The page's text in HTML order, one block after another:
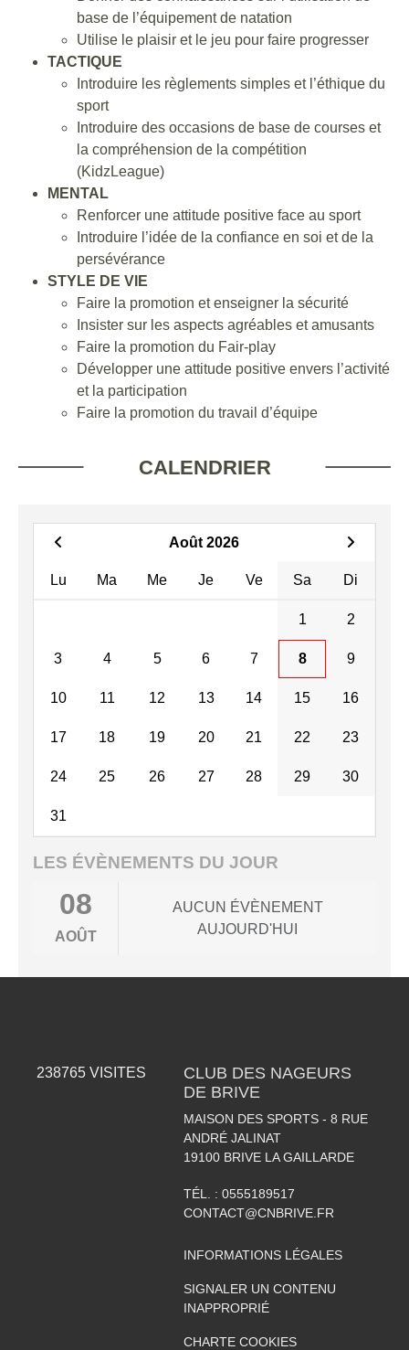
base de l’équipement de natation
Utilise le plaisir et le jeu pour faire progresser
TACTIQUE
Introduire les règlements simples et l’éthique du
sport
Introduire des occasions de base de courses et
la compréhension de la compétition
(KidzLeague)
MENTAL
Renforcer une attitude positive face au sport
Introduire l’idée de la confiance en soi et de la
persévérance
STYLE DE VIE
Faire la promotion et enseigner la sécurité
Insister sur les aspects agréables et amusants
Faire la promotion du Fair-play
Développer une attitude positive envers l’activité
et la participation
Faire la promotion du travail d’équipe
CALENDRIER
Août 2026
Lu Ma Me Je Ve Sa Di
1 2
3 4 5 6 7 8 9
10 11 12 13 14 15 16
17 18 19 20 21 22 23
24 25 26 27 28 29 30
31
LES ÉVÈNEMENTS DU JOUR
08
AOÛT
AUCUN ÉVÈNEMENT
AUJOURD'HUI
238765 VISITES
CLUB DES NAGEURS
DE BRIVE
MAISON DES SPORTS - 8 RUE
ANDRÉ JALINAT
19100 BRIVE LA GAILLARDE
TÉL. : 0555189517
CONTACT@CNBRIVE.FR
INFORMATIONS LÉGALES
SIGNALER UN CONTENU
INAPPROPRIÉ
CHARTE COOKIES